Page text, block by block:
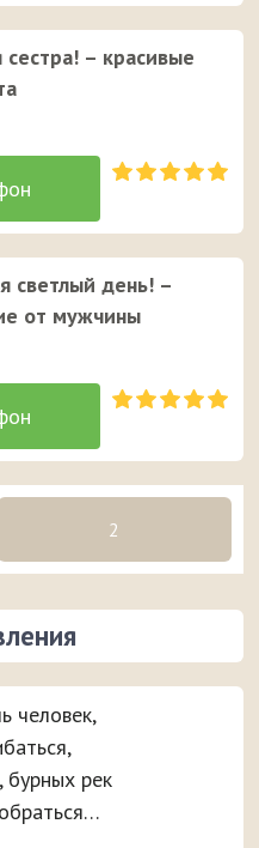
– красивые
светлый день! –
от мужчины
2
человек,
бурных рек